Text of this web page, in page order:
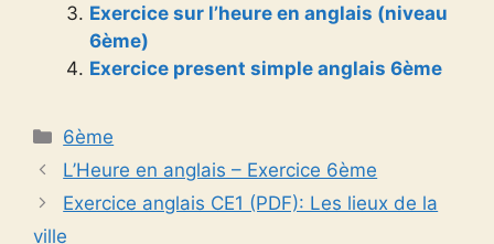
Exercice sur l’heure en anglais (niveau
6ème)
Exercice present simple anglais 6ème
Catégories
6ème
L’Heure en anglais – Exercice 6ème
Exercice anglais CE1 (PDF): Les lieux de la
ville